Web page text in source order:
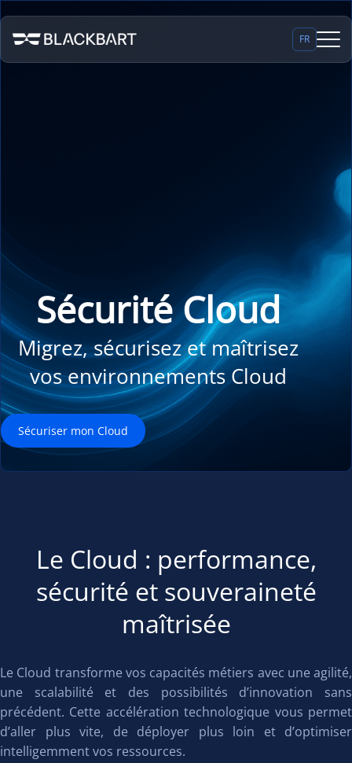
FR
Sécurité Cloud
Migrez, sécurisez et maîtrisez
vos environnements Cloud
Sécuriser mon Cloud
Le Cloud : performance,
sécurité et souveraineté
maîtrisée
Le Cloud transforme vos capacités métiers avec une agilité,
une scalabilité et des possibilités d’innovation sans
précédent. Cette accélération technologique vous permet
d’aller plus vite, de déployer plus loin et d’optimiser
intelligemment vos ressources.